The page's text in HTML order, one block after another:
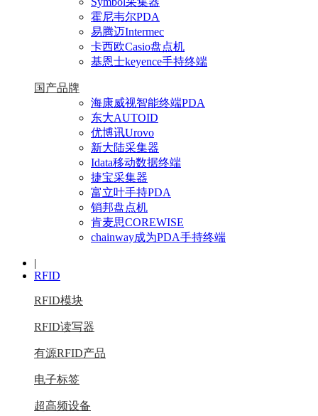
霍尼韦尔PDA
易腾迈Intermec
卡西欧Casio盘点机
基恩士keyence手持终端
国产品牌
海康威视智能终端PDA
东大AUTOID
优博讯Urovo
新大陆采集器
Idata移动数据终端
捷宝采集器
富立叶手持PDA
销邦盘点机
肯麦思COREWISE
chainway成为PDA手持终端
|
RFID
RFID模块
RFID读写器
有源RFID产品
电子标签
超高频设备